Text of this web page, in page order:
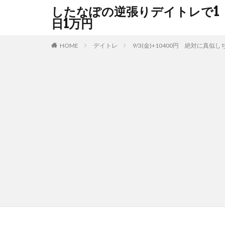
したなぽの逆張りデイトレで1
日1万円
HOME デイトレ 9/3(金)+10400円 絶対に真似し